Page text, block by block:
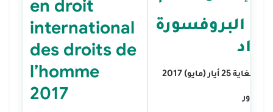
en droit
international
des droits de
l’homme
2017
البروفسورة